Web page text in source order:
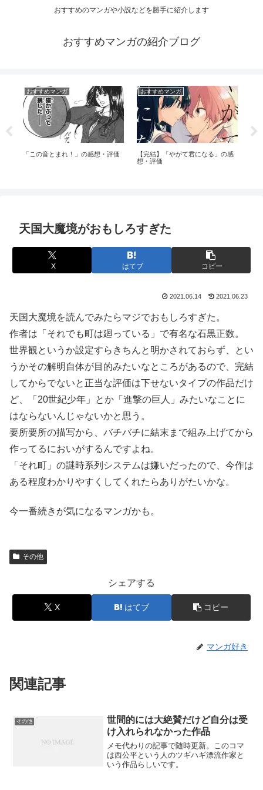
おすすめのマンガや小説などを勝手に紹介します
おすすめマンガの紹介ブログ
おすすめマンガ
「この音とまれ！」の感想・評価
おすすめマンガ
【完結】「やがて君になる」の感
想・評価
天国大魔境がおもしろすぎた
X はてブ コピー
2021.06.14 2021.06.23
天国大魔境を読んでみたらマジでおもしろすぎた。
作者は「それでも町は廻っている」で有名な石黒正数。
世界観というか設定すらきちんと明かされておらず、とい
うかその解明自体が目的みたいなところがあるので、完結
してからでないと正当な評価は下せないタイプの作品だけ
ど、「20世紀少年」とか「進撃の巨人」みたいなことに
はならないんじゃないかと思う。
要所要所の描写から、バチバチに結末まで組み上げてから
作ってるにおいがするんですよね。
「それ町」の謎時系列システムは嫌いだったので、今作は
ある程度わかりやすくしてくれたらありがたいかな。
今一番続きが気になるマンガかも。
その他
シェアする
X はてブ コピー
マンガ好き
関連記事
その他
世間的には大絶賛だけど自分は受
け入れられなかった作品
メモ代わりの記事で随時更新。このコマ
は西公平という人のツギハギ漂流作家と
いう作品らしいです。